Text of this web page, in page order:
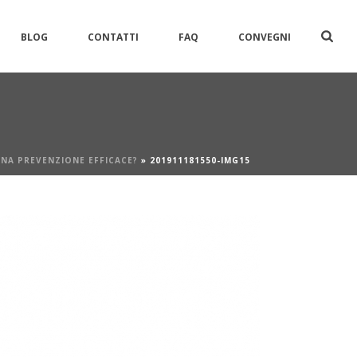
BLOG CONTATTI FAQ CONVEGNI
PREVENZIONE EFFICACE? » 201911181550-IMG15